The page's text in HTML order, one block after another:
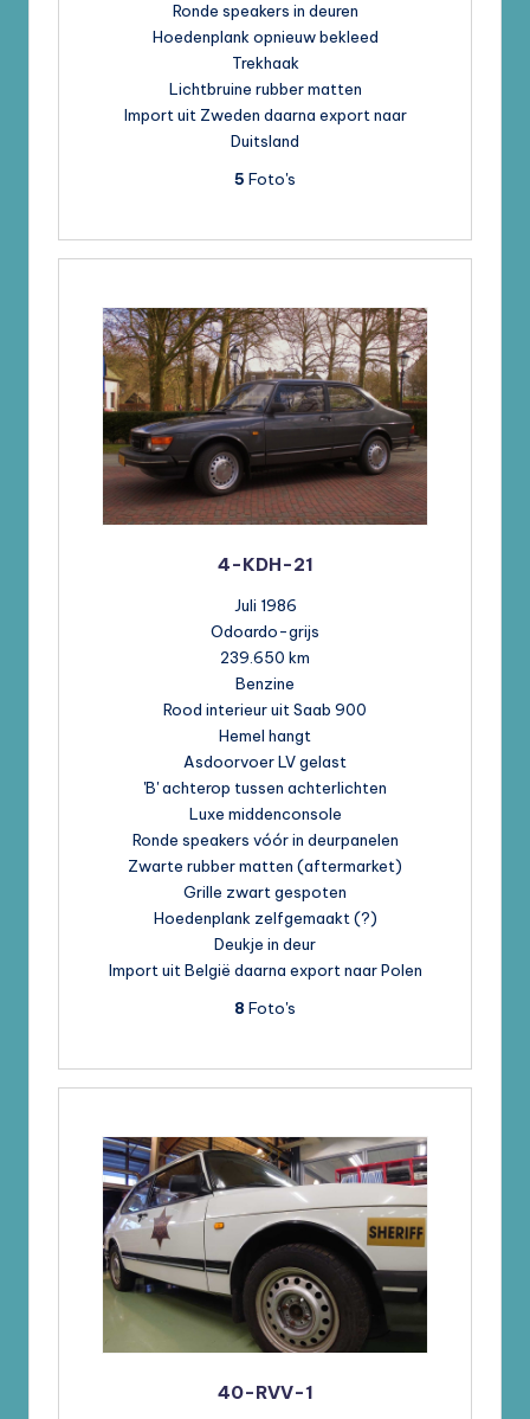
Ronde speakers in deuren
Hoedenplank opnieuw bekleed
Trekhaak
Lichtbruine rubber matten
Import uit Zweden daarna export naar
Duitsland
5 Foto's
4-KDH-21
Juli 1986
Odoardo-grijs
239.650 km
Benzine
Rood interieur uit Saab 900
Hemel hangt
Asdoorvoer LV gelast
'B' achterop tussen achterlichten
Luxe middenconsole
Ronde speakers vóór in deurpanelen
Zwarte rubber matten (aftermarket)
Grille zwart gespoten
Hoedenplank zelfgemaakt (?)
Deukje in deur
Import uit België daarna export naar Polen
8 Foto's
40-RVV-1